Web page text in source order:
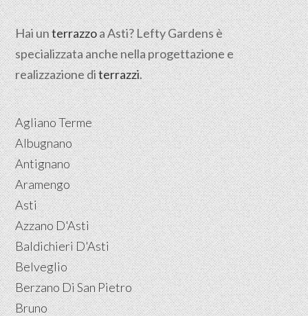
Hai unterrazzoa Asti? Lefty Gardens è
specializzata anche nella progettazione e
realizzazione diterrazzi.
Agliano Terme
Albugnano
Antignano
Aramengo
Asti
Azzano D'Asti
Baldichieri D'Asti
Belveglio
Berzano Di San Pietro
Bruno